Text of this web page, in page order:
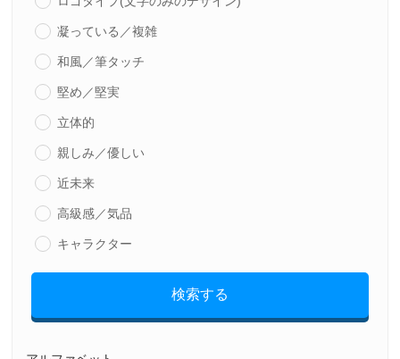
凝っている／複雑
和風／筆タッチ
堅め／堅実
立体的
親しみ／優しい
近未来
高級感／気品
キャラクター
検索する